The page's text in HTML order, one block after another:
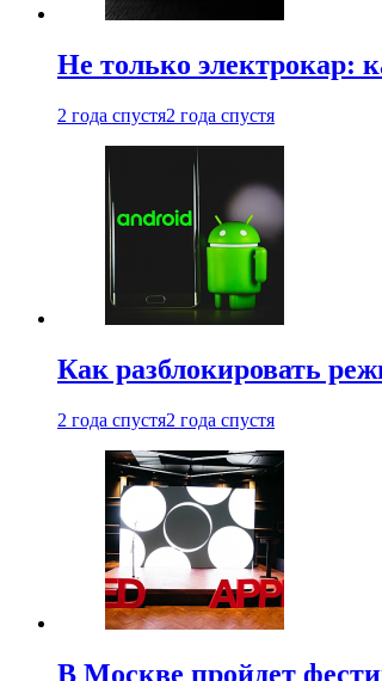
Не только электрокар:
2 года спустя2 года спустя
Как разблокировать
2 года спустя2 года спустя
В Москве пройдет